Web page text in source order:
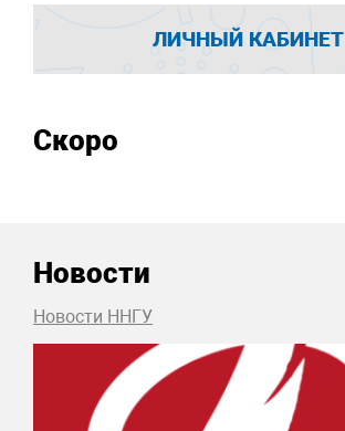
ЛИЧНЫЙ КАБИНЕТ
Скоро
Новости
Новости ННГУ